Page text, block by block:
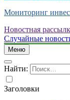
Мониторинг
Новостная
Случайные
Меню
Найти:
Заголовки